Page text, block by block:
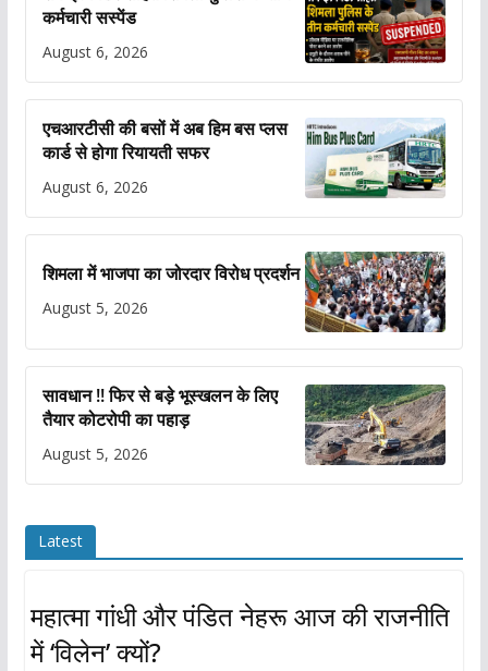
कर्मचारी सस्पेंड
August 6, 2026
एचआरटीसी की बसों में अब हिम बस प्लस
कार्ड से होगा रियायती सफर
August 6, 2026
शिमला में भाजपा का जोरदार विरोध प्रदर्शन
August 5, 2026
सावधान !! फिर से बड़े भूस्खलन के लिए
तैयार कोटरोपी का पहाड़
August 5, 2026
Latest
महात्मा गांधी और पंडित नेहरू आज की राजनीति
में ‘विलेन’ क्यों?